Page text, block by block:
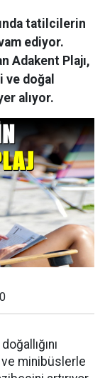
tatilcilerin
ediyor.
Adakent Plajı,
ve doğal
alıyor.
ve minibüslerle